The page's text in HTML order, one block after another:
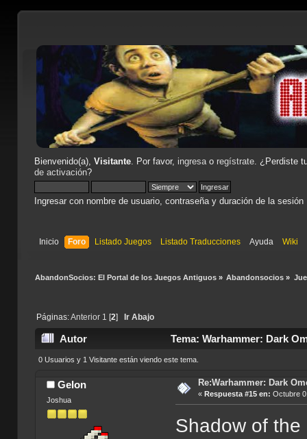
Bienvenido(a), Visitante. Por favor, ingresao regístrate. ¿Perdiste
de activación?
Ingresar con nombre de usuario, contraseña y duración de la sesión
Inicio Foro Listado Juegos Listado Traducciones Ayuda Wiki
AbandonSocios: El Portal de los Juegos Antiguos» Abandonsocios »
Páginas:Anterior 1 [2] Ir Abajo
Autor Tema: Warhammer: Dark
0 Usuarios y 1 Visitante están viendo este tema.
Gelon
Joshua
Re:Warhammer: Dark
« Respuesta #15 en: Octubre
Shadow of